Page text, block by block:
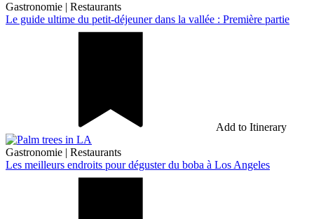
Gastronomie | Restaurants
Le guide ultime du petit-déjeuner dans la vallée : Première partie
Add to Itinerary
Gastronomie | Restaurants
Les meilleurs endroits pour déguster du boba à Los Angeles